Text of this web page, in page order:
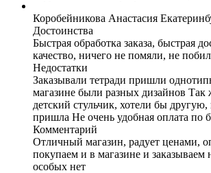
Коробейникова Анастасия
Достоинства
Быстрая обработка заказа, быстрая
качество, ничего не помяли, не
Недостатки
Заказывали тетради пришли
магазине были разных дизайнов Так
детский стульчик, хотели бы
пришла Не очень удобная оплата по
Комментарий
Отличный магазин, радует ценами,
покупаем и в магазине и заказываем
особых нет